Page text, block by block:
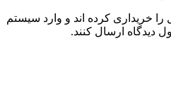
خریداری کرده اند و وارد سیستم
دیدگاه ارسال کنند.